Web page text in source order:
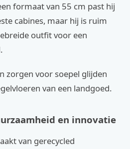
formaat van 55 cm past hij
cabines, maar hij is ruim
outfit voor een
zorgen voor soepel glijden
van een landgoed.
en innovatie
van gerecycled